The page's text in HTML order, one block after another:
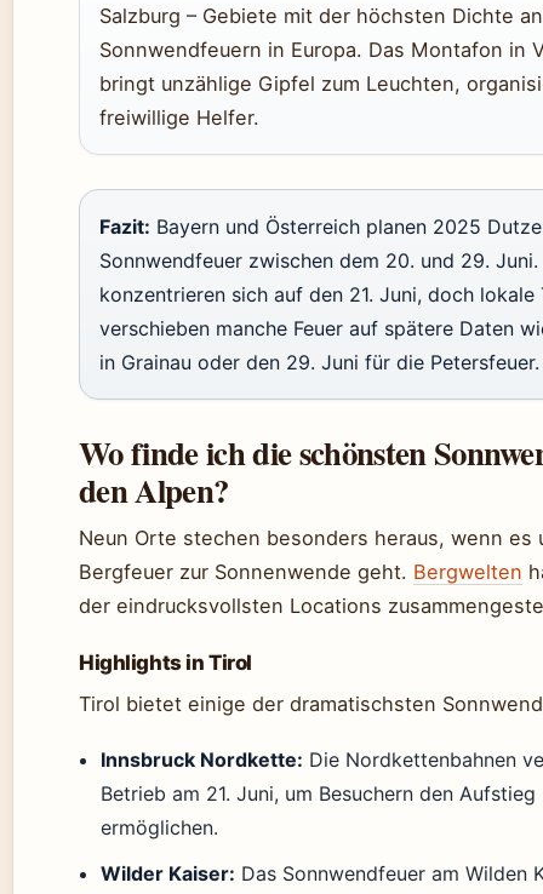
Salzburg – Gebiete mit der höchsten Dichte an
Sonnwendfeuern in Europa. Das Montafon in
bringt unzählige Gipfel zum Leuchten,
freiwillige Helfer.
Fazit: Bayern und Österreich planen 2025
Sonnwendfeuer zwischen dem 20. und 29.
konzentrieren sich auf den 21. Juni, doch lokale
verschieben manche Feuer auf spätere Daten
in Grainau oder den 29. Juni für die Petersfeuer.
Wo finde ich die schönsten
den Alpen?
Neun Orte stechen besonders heraus, wenn es
Bergfeuer zur Sonnenwende geht. Bergwelten
der eindrucksvollsten Locations
Highlights in Tirol
Tirol bietet einige der dramatischsten
Innsbruck Nordkette: Die Nordkettenbahnen
Betrieb am 21. Juni, um Besuchern den Aufstieg
ermöglichen.
Wilder Kaiser: Das Sonnwendfeuer am Wilden